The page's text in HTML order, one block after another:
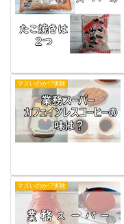
マズいのか!?実験
マズいのか!?実験